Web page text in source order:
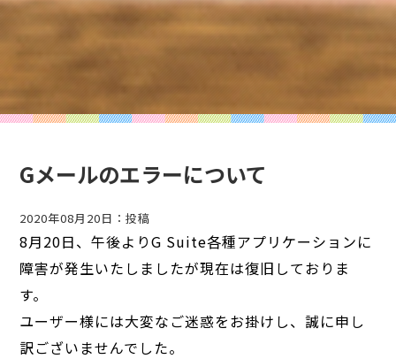
Gメールのエラーについて
2020年08月20日：投稿
8月20日、午後よりG Suite各種アプリケーションに
障害が発生いたしましたが現在は復旧しておりま
す。
ユーザー様には大変なご迷惑をお掛けし、誠に申し
訳ございませんでした。